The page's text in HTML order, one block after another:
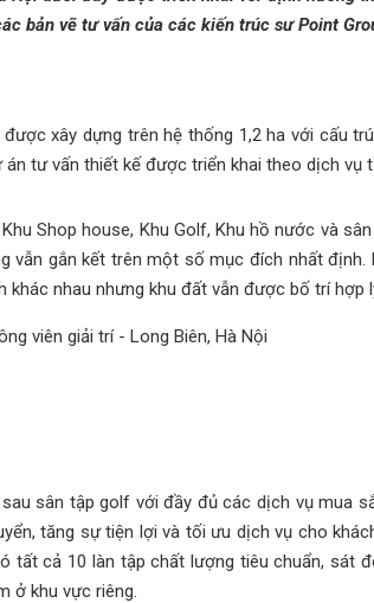
bản vẽ tư vấn của các kiến trúc sư Point
xây dựng trên hệ thống 1,2 ha với cấu
tư vấn thiết kế được triển khai theo dịch vụ
Shop house, Khu Golf, Khu hồ nước và
vẫn gắn kết trên một số mục đích nhất định.
nhau nhưng khu đất vẫn được bố trí hợp
sân tập golf với đầy đủ các dịch vụ mua
tăng sự tiện lợi và tối ưu dịch vụ cho
tất cả 10 làn tập chất lượng tiêu chuẩn, sát
ở khu vực riêng.